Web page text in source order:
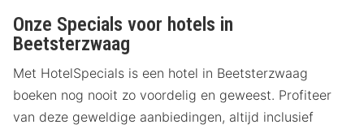
Onze Specials voor hotels in
Beetsterzwaag
Met HotelSpecials is een hotel in Beetsterzwaag
boeken nog nooit zo voordelig en geweest. Profiteer
van deze geweldige aanbiedingen, altijd inclusief